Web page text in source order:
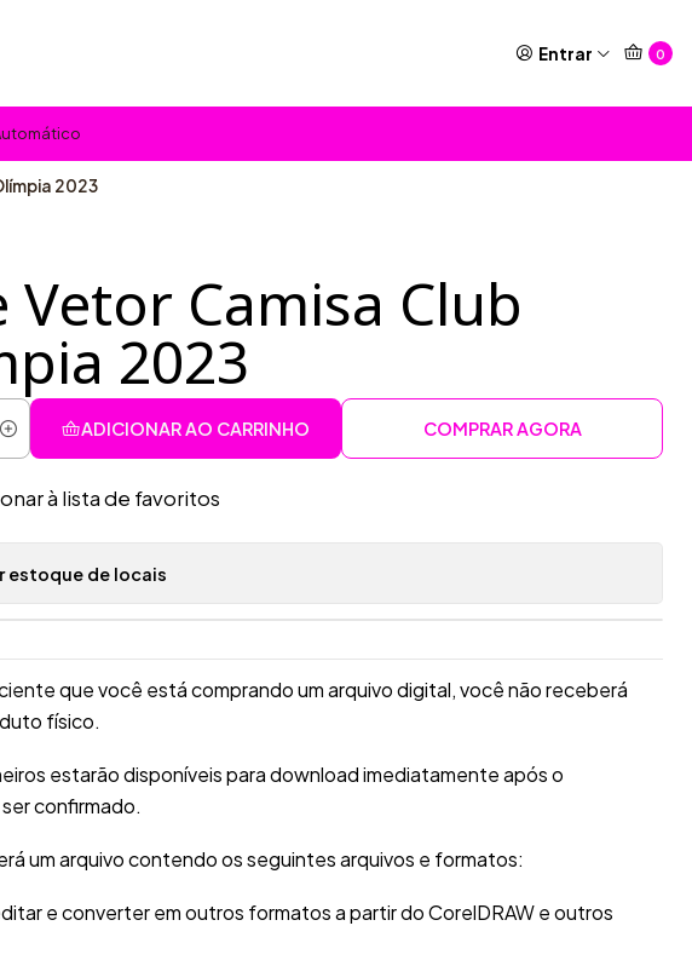
Entrar 0
2023
Vetor Camisa Club
2023
ADICIONAR AO CARRINHO COMPRAR AGORA
à lista de favoritos
estoque de locais
que você está comprando um arquivo digital, você não receberá
físico.
estarão disponíveis para download imediatamente após o
confirmado.
um arquivo contendo os seguintes arquivos e formatos:
e converter em outros formatos a partir do CorelDRAW e outros